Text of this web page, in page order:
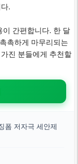
.
간편합니다. 한 달
촉하게 마무리되는
진 분들에게 추천할
폼 저자극 세안제